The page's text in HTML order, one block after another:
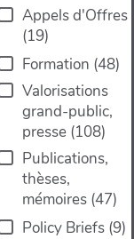
Appels d'Offres
(19)
Formation (48)
Valorisations
grand-public,
presse (108)
Publications,
thèses,
mémoires (47)
Policy Briefs (9)